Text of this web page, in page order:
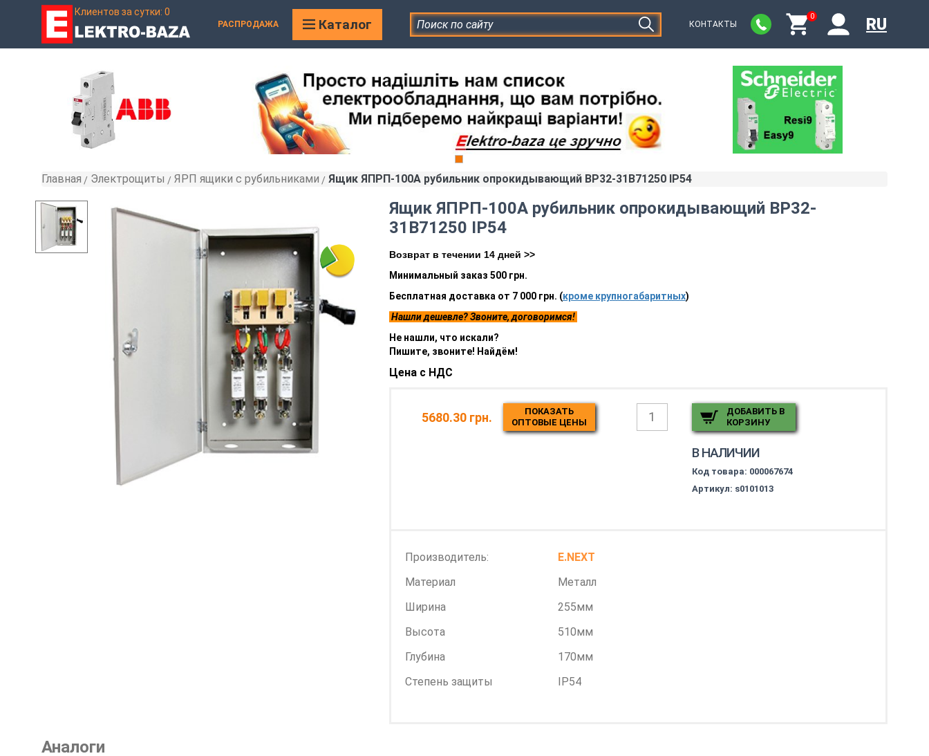
Клиентов за сутки: 0
РАСПРОДАЖА Каталог КОНТАКТЫ
0 RU
Главная » Электрощиты » ЯРП ящики с рубильниками » Ящик ЯПРП-100А рубильник опрокидывающий BP32-31B71250 IP54
Ящик ЯПРП-100А рубильник опрокидывающий BP32-
31B71250 IP54
Возврат в течении 14 дней >>
Минимальный заказ 500 грн.
Бесплатная доставка от 7 000 грн. (кроме крупногабаритных)
Нашли дешевле? Звоните, договоримся!
Не нашли, что искали?
Пишите, звоните! Найдём!
Цена с НДС
5680.30 грн.
ПОКАЗАТЬ
ОПТОВЫЕ ЦЕНЫ
ДОБАВИТЬ В
КОРЗИНУ
В НАЛИЧИИ
Код товара: 000067674
Артикул: s0101013
Производитель:
E.NEXT
Материал
Металл
Ширина
255мм
Высота
510мм
Глубина
170мм
Степень защиты
IP54
Аналоги